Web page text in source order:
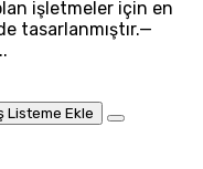
işletmeler için en
tasarlanmıştır.—
Listeme Ekle